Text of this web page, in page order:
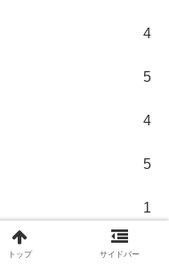
4
5
4
5
1
トップ サイドバー